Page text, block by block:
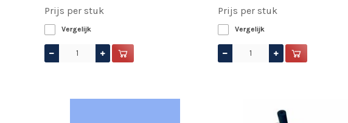
Prijs per stuk
Vergelijk
Prijs per stuk
Vergelijk